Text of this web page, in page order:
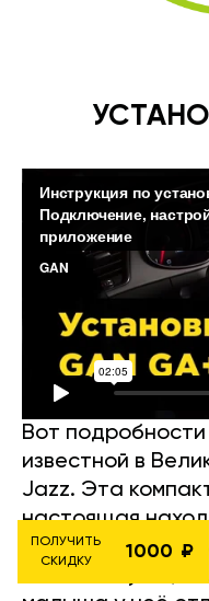
Вот подробности
известной в
Jazz. Эта
настоящая
жителей и
на ней по
ПОЛУЧИТЬ
СКИДКУ
1000